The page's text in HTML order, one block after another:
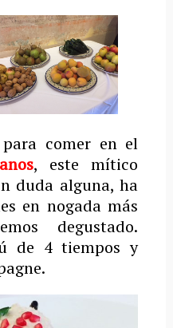
comer en el
, este mítico
duda alguna, ha
en nogada más
degustado.
de 4 tiempos y